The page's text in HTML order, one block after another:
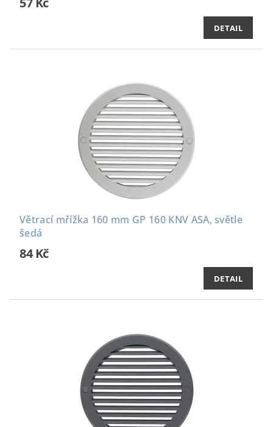
DETAIL
Větrací mřížka 160 mm GP 160 KNV ASA, světle
šedá
84 Kč
DETAIL